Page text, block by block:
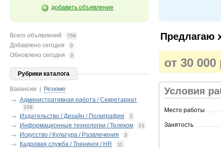
добавить объявление
Всего объявлений 758
Добавлено сегодня 0
Обновлено сегодня 0
Рубрики каталога
Вакансии
Резюме
Административная работа / Секретариат
109
Издательство / Дизайн / Полиграфия 2
Информационные технологии / Телеком 21
Искусство / Культура / Развлечения 3
Кадровая служба / Тренинги / HR 11
Предлагаю
от 30
Условия
Место работы
Занятость